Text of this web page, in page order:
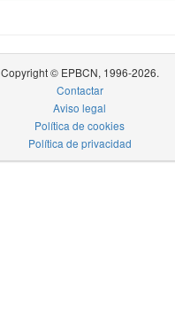
Copyright © EPBCN, 1996-2026.
Contactar
Aviso legal
Política de cookies
Política de privacidad